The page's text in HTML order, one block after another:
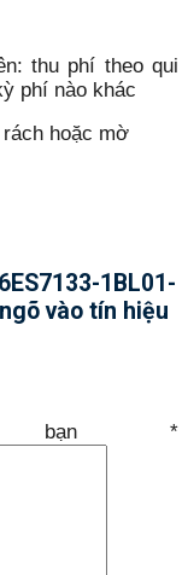
thu phí theo qui
phí nào khác
rách hoặc mờ
1BL01-
vào tín hiệu
bạn *